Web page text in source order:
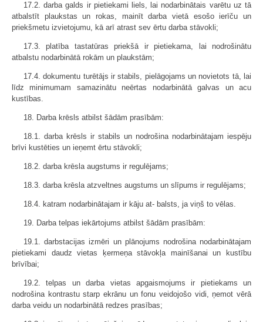
17.2. darba galds ir pietiekami liels, lai nodarbinātais varētu uz tā
atbalstīt plaukstas un rokas, mainīt darba vietā esošo ierīču un
priekšmetu izvietojumu, kā arī atrast sev ērtu darba stāvokli;
17.3. platība tastatūras priekšā ir pietiekama, lai nodrošinātu
atbalstu nodarbinātā rokām un plaukstām;
17.4. dokumentu turētājs ir stabils, pielāgojams un novietots tā, lai
līdz minimumam samazinātu neērtas nodarbinātā galvas un acu
kustības.
18. Darba krēsls atbilst šādām prasībām:
18.1. darba krēsls ir stabils un nodrošina nodarbinātajam iespēju
brīvi kustēties un ieņemt ērtu stāvokli;
18.2. darba krēsla augstums ir regulējams;
18.3. darba krēsla atzveltnes augstums un slīpums ir regulējams;
18.4. katram nodarbinātajam ir kāju at- balsts, ja viņš to vēlas.
19. Darba telpas iekārtojums atbilst šādām prasībām:
19.1. darbstacijas izmēri un plānojums nodrošina nodarbinātajam
pietiekami daudz vietas ķermeņa stāvokļa mainīšanai un kustību
brīvībai;
19.2. telpas un darba vietas apgaismojums ir pietiekams un
nodrošina kontrastu starp ekrānu un fonu veidojošo vidi, ņemot vērā
darba veidu un nodarbinātā redzes prasības;